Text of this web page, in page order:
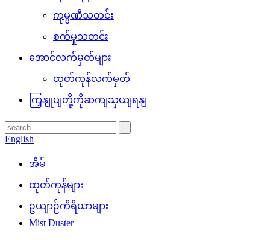
ကုမ္ပဏီသတင်း
စက်မှုသတင်း
အောင်လက်မှတ်များ
ထုတ်ကုန်လက်မှတ်
ကြှနျုပျတို့ကိုဆကျသှယျရနျ
English
အိမ်
ထုတ်ကုန်များ
ဥယျာဉ်ကိရိယာများ
Mist Duster